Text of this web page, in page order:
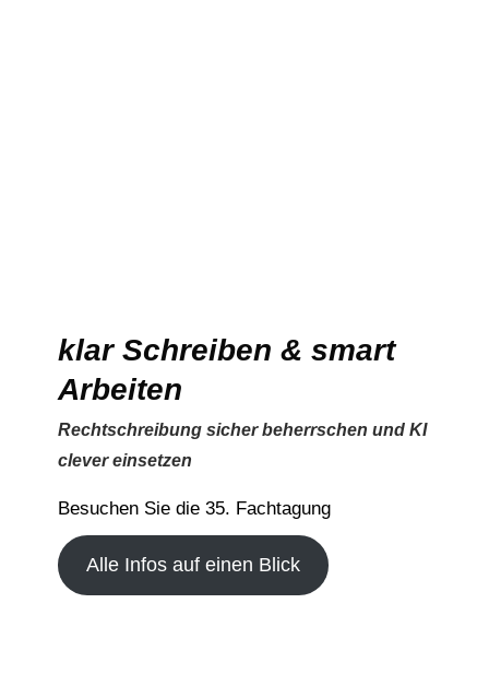
klar Schreiben & smart
Arbeiten
Rechtschreibung sicher beherrschen und KI
clever einsetzen
Besuchen Sie die 35. Fachtagung
Alle Infos auf einen Blick